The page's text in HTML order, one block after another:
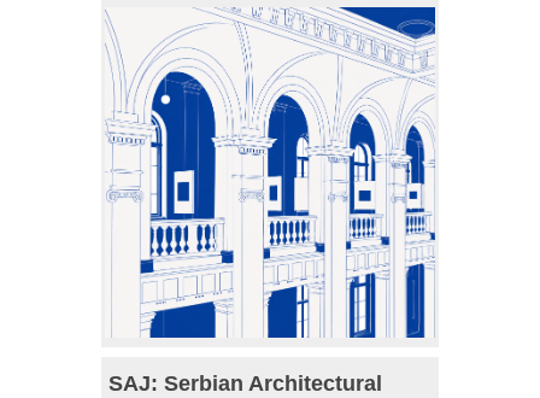
SAJ: Serbian Architectural